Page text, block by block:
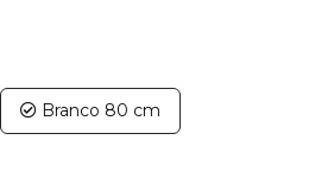
Branco 80 cm